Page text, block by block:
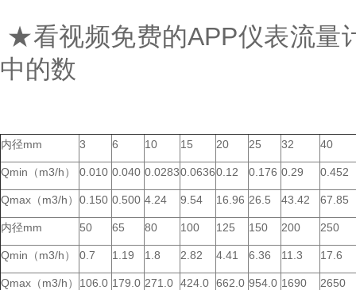
★看视频免费的APP仪表流量
中的数
内径mm 3 6 10 15 20 25 32 40
Qmin（m3/h） 0.010 0.040 0.02830.06360.12 0.176 0.29 0.452
Qmax（m3/h） 0.150 0.500 4.24 9.54 16.96 26.5 43.42 67.85
内径mm 50 65 80 100 125 150 200 250
Qmin（m3/h） 0.7 1.19 1.8 2.82 4.41 6.36 11.3 17.6
Qmax（m3/h） 106.0 179.0 271.0 424.0 662.0 954.0 1690 2650